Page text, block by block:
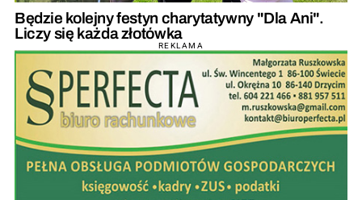
Będzie kolejny festyn charytatywny "Dla Ani".
Liczy się każda złotówka
REKLAMA